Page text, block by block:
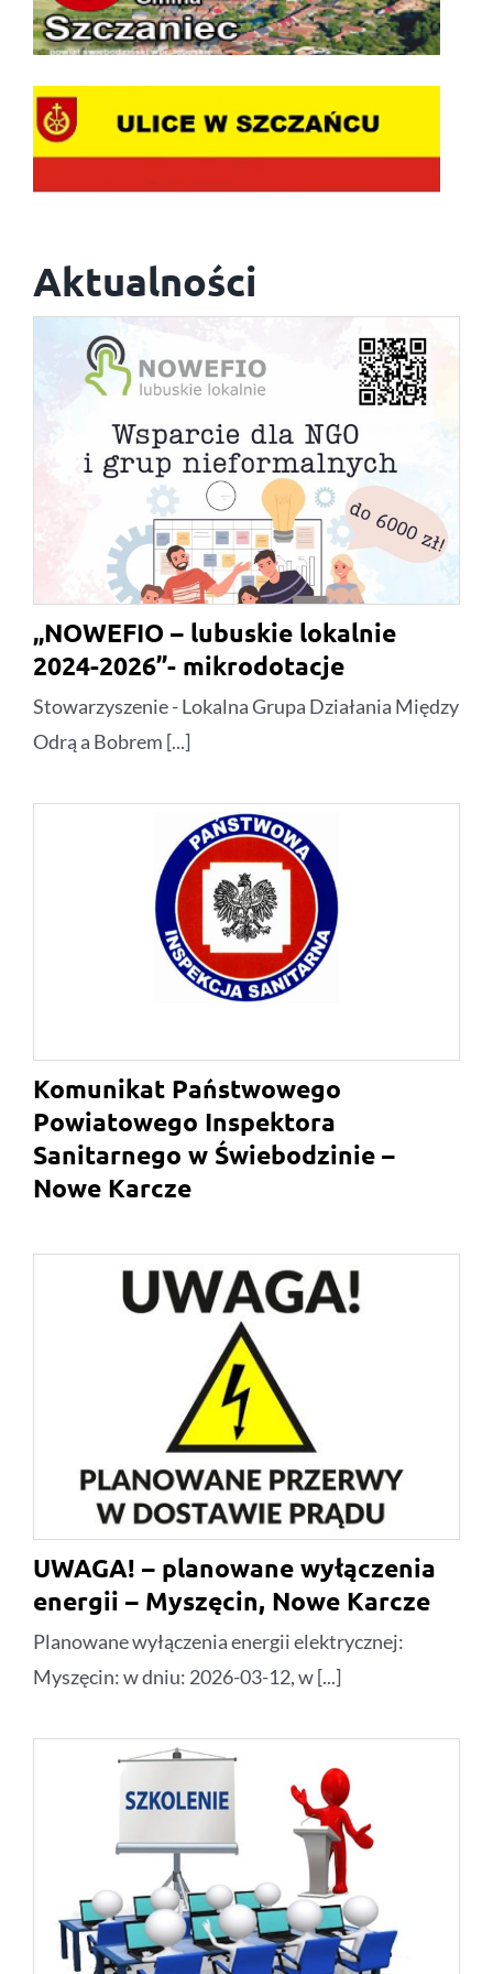
Aktualności
„NOWEFIO – lubuskie lokalnie
2024-2026”- mikrodotacje
Stowarzyszenie - Lokalna Grupa Działania Między
Odrą a Bobrem [...]
Komunikat Państwowego
Powiatowego Inspektora
Sanitarnego w Świebodzinie –
Nowe Karcze
UWAGA! – planowane wyłączenia
energii – Myszęcin, Nowe Karcze
Planowane wyłączenia energii elektrycznej:
Myszęcin: w dniu: 2026-03-12, w [...]